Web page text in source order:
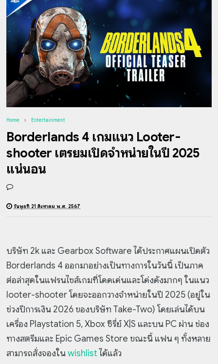
Home Entertainment
Borderlands 4 เกมแนว Looter-
shooter เตรียมเปิดจำหน่ายในปี 2025
แน่นอน
วันพุธที่ 21 สิงหาคม พ.ศ. 2567
บริษัท 2k และ Gearbox Software ได้ประกาศแผนเปิดตัว
Borderlands 4 ออกมาอย่างเป็นทางการในวันนี้ เป็นภาค
ต่อล่าสุดในแฟรนไชส์เกมที่โดดเด่นและโด่งดังมากๆ ในแนว
looter-shooter โดยจะออกวางจำหน่ายในปี 2025 (อยู่ใน
ช่วงปีการเงิน 2026 ของบริษัท Take-Two) โดยเล่นได้บน
เครื่อง Playstation 5, Xbox ซีรี่ย์ X|S และบน PC ผ่าน ช่อง
ทางสตรีมและ Epic Games Store ขณะนี้ แฟน ๆ ทั้งหลาย
สามารถสั่งจองในwishlist ได้แล้ว